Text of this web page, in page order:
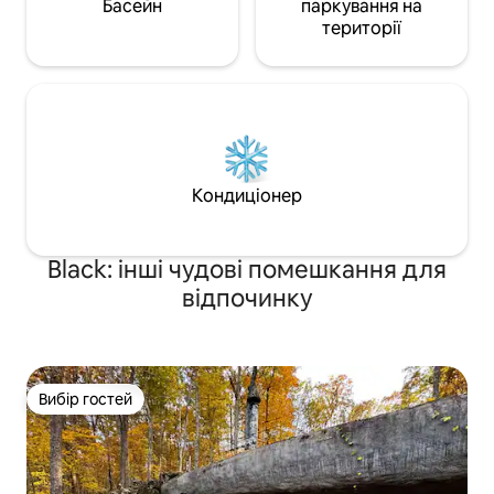
Басейн
паркування на
території
Кондиціонер
Black: інші чудові помешкання для
відпочинку
Вибір гостей
Вибір гостей